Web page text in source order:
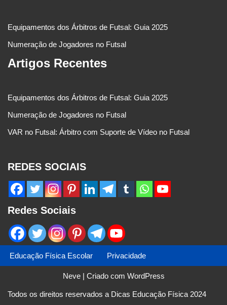
Equipamentos dos Árbitros de Futsal: Guia 2025
Numeração de Jogadores no Futsal
Artigos Recentes
Equipamentos dos Árbitros de Futsal: Guia 2025
Numeração de Jogadores no Futsal
VAR no Futsal: Árbitro com Suporte de Vídeo no Futsal
REDES SOCIAIS
Redes Sociais
Educação Física Escolar Privacidade
Neve| Criado com WordPress
Todos os direitos reservados a Dicas Educação Física 2024